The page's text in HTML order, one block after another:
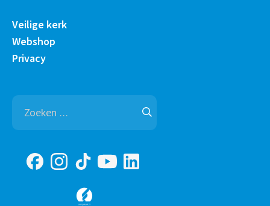
Veilige kerk
Webshop
Privacy
Zoeken
naar: